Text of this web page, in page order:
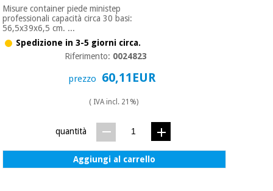
Misure container piede ministep
professionali capacità circa 30 basi:
56,5x39x6,5 cm. ...
Spedizione in 3-5 giorni circa.
Riferimento: 0024823
prezzo 60,11EUR
( IVA incl. 21%)
quantità
Aggiungi al carrello